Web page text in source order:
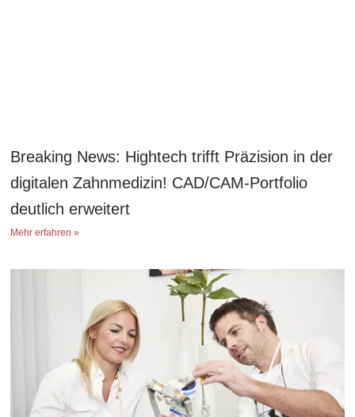
Breaking News: Hightech trifft Präzision in der
digitalen Zahnmedizin! CAD/CAM-Portfolio
deutlich erweitert
Mehr erfahren »